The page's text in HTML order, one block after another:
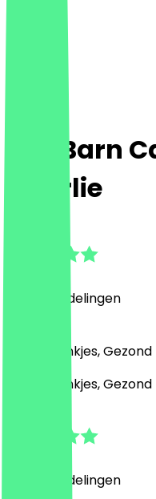
The Barn
Charlie
Beoordelingen
Café, Drankjes, Gezond
Café, Drankjes, Gezond
Beoordelingen